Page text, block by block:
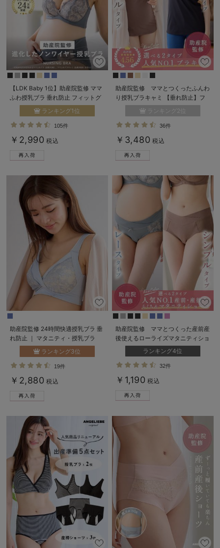
【LDK Baby 1位】助産院監修 ママ
ふわ授乳ブラ 垂れ防止 フィットグ
ミ ノンワイヤー ｜ マタニティ・授
乳ブラ
ランキング1位
105件
￥2,990 税込
助産院監修 ママとつくったふんわ
り授乳ブラキャミ 【垂れ防止】フ
ィットグミ入り【出産後も長く使え
る】
ランキング2位
36件
￥3,480 税込
助産院監修 24時間快適授乳ブラ 垂
れ防止 ｜ マタニティ・授乳ブラ
ランキング3位
19件
￥2,880 税込
助産院監修 ママとつくった産前産
後使えるローライズマタニティショ
ーツ
ランキング4位
32件
￥1,190 税込